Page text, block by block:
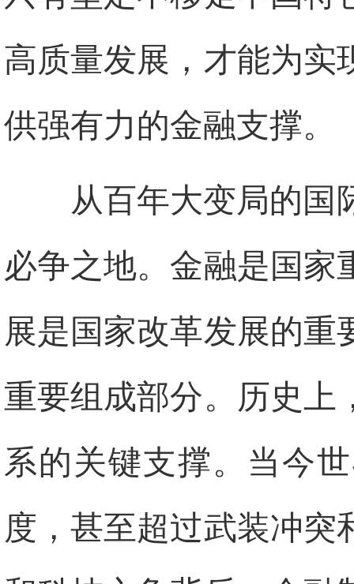
高质量发展，才能为实
供强有力的金融支撑。
从百年大变局的国
必争之地。金融是国家
展是国家改革发展的重
重要组成部分。历史上
系的关键支撑。当今
度，甚至超过武装冲突